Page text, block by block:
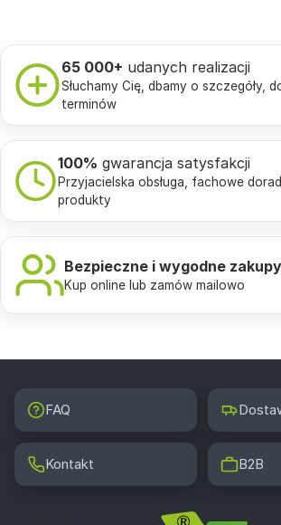
65 000+ udanych realizacji
Słuchamy Cię, dbamy o szczegóły,
terminów
100% gwarancja satysfakcji
Przyjacielska obsługa, fachowe
produkty
Bezpieczne i wygodne zakupy
Kup online lub zamów mailowo
FAQ
Kontakt B2B